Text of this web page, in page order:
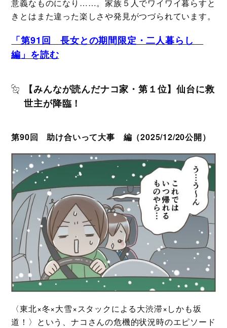
意義なものになり……。家族５人でワイワイ暮らすと
きとはまた違った楽しさや発見がつづられています。
「第91回 長女との期間限定・二人暮らし
編」を読む
【みんなが読んだナコ家・第１位】仙台に救
世主が降臨！
第90回 助け合いって大事 編（2025/12/20公開）
〈東北×冬×大雪×スタックによる大渋滞×しかも坂
道！〉という、ナコさんの危機的状況時のエピソード